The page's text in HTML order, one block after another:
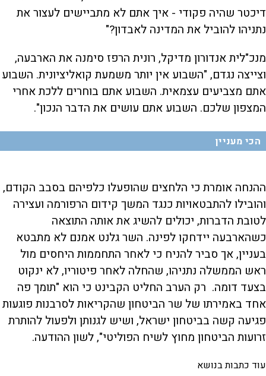
דיכטר שהיה פקודי - איך אתם לא מתביישים לעצור את
נתניהו להוביל את המדינה לאבדון?"
מנכ"לית אנדורון מדיקל, רונית הרפז סימנה את הארבעה,
וצייצה נגדם, "השבוע אין יותר משמעת קואליציונית. השבוע
אתם מצביעים עצמאית. השבוע אתם בוחרים ללכת אחרי
המצפון שלכם. השבוע אתם עושים את הדבר הנכון".
הכי מעניין
ההנחה אומרת כי הלחצים שהופעלו כלפיהם בסבב הקודם,
והובילו להתבטאויות כנגד המשך קידום הרפורמה ועצירה
לטובת הדברות, יכולים להשיג את אותה התוצאה
כשהארבעה יידחקו לפינה. השר גלנט אמנם לא מתבטא
בעניין, אך סביר להניח כי לאחר התחממות היחסים מול
ראש הממשלה נתניהו, שהחלה לאחר פיטוריו, לא ינקוט
בצעד דומה. רק הערב החליט הקבינט כי הוא "תומך פה
אחד באמירתו של שר הביטחון שהקריאות לסרבנות פוגעות
פגיעה קשה בביטחון ישראל, ושיש לגנותן ולפעול להותרת
זרועות הביטחון מחוץ לשיח הפוליטי", לשון ההודעה.
עוד כתבות בנושא